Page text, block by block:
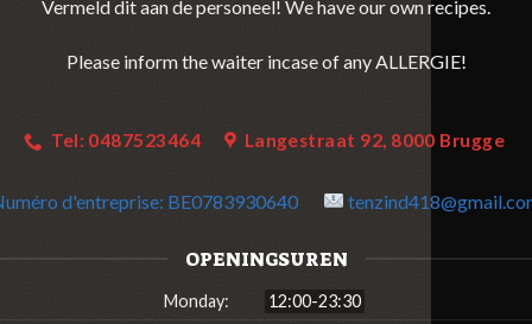
Vermeld dit aan de personeel! We have our own recipes.
Please inform the waiter incase of any ALLERGIE!
Tel: 0487523464 Langestraat 92, 8000 Brugge
d'entreprise: BE0783930640
OPENINGSUREN
Monday: 12:00-23:30